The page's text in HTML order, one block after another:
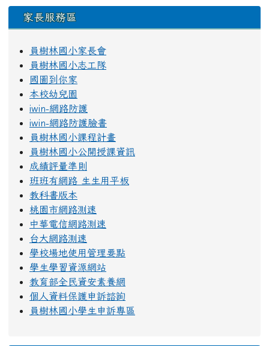
家長服務區
員樹林國小家長會
員樹林國小志工隊
國圖到你家
本校幼兒園
iwin-網路防護
iwin-網路防護臉書
員樹林國小課程計畫
員樹林國小公開授課資訊
成績評量準則
班班有網路 生生用平板
教科書版本
桃園市網路測速
中華電信網路測速
台大網路測速
學校場地使用管理要點
學生學習資源網站
教育部全民資安素養網
個人資料保護申訴諮詢
員樹林國小學生申訴專區